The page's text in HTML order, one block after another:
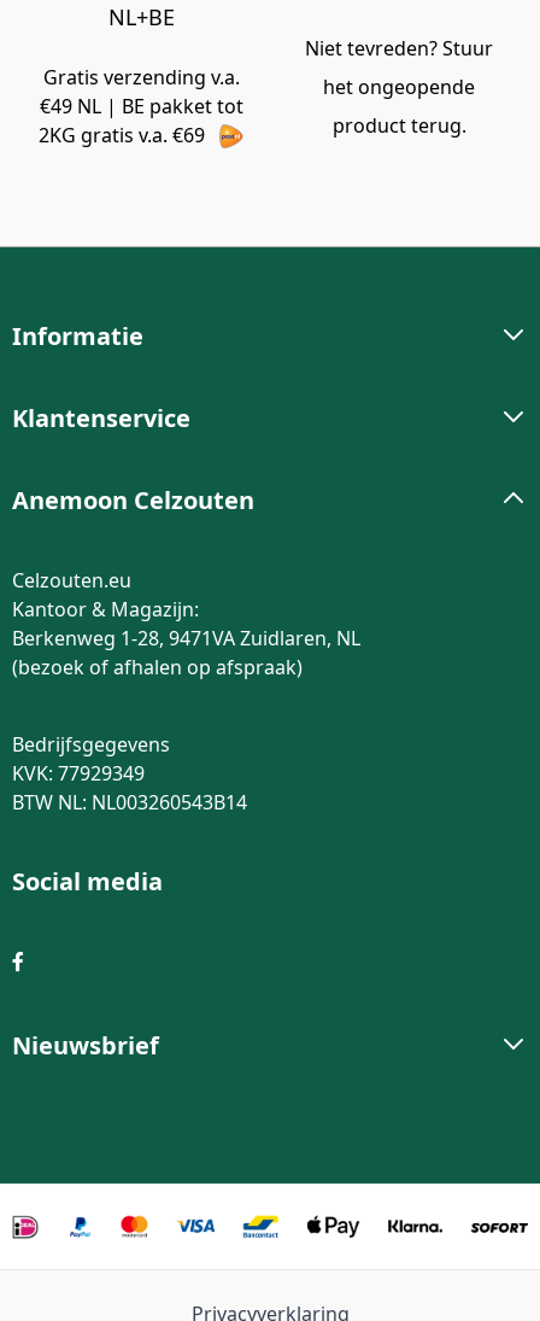
NL+BE
Gratis verzending v.a.
€49 NL | BE pakket tot
2KG gratis v.a. €69
Niet tevreden? Stuur
het ongeopende
product terug.
Informatie
Klantenservice
Anemoon Celzouten
Celzouten.eu
Kantoor & Magazijn:
Berkenweg 1-28, 9471VA Zuidlaren, NL
(bezoek of afhalen op afspraak)
Bedrijfsgegevens
KVK: 77929349
BTW NL: NL003260543B14
Social media
Nieuwsbrief
Privacyverklaring